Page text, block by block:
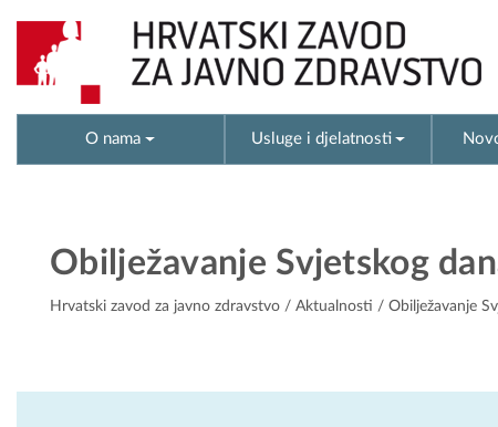
O nama Usluge i djelatnosti
Obilježavanje Svjetskog
Hrvatski zavod za javno zdravstvo / Aktualnosti / Obilježavanje